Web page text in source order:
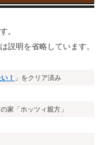
。
説明を省略しています。
！ 」をクリア済み
家「ホッツィ親方」